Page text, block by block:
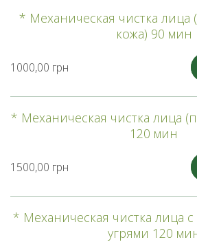
* Механическая чистка лица
кожа) 90 мин
1000,00 грн
* Механическая чистка лица
120 мин
1500,00 грн
* Механическая чистка лица
угрями 120